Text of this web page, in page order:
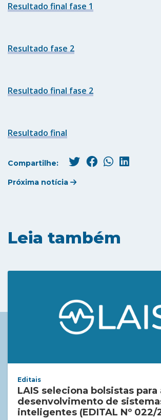
Resultado final fase 1
Resultado fase 2
Resultado final fase 2
Resultado final
Compartilhe:
Próxima notícia
Leia também
Editais
LAIS seleciona bolsistas
desenvolvimento de
inteligentes (EDITAL Nº 022/